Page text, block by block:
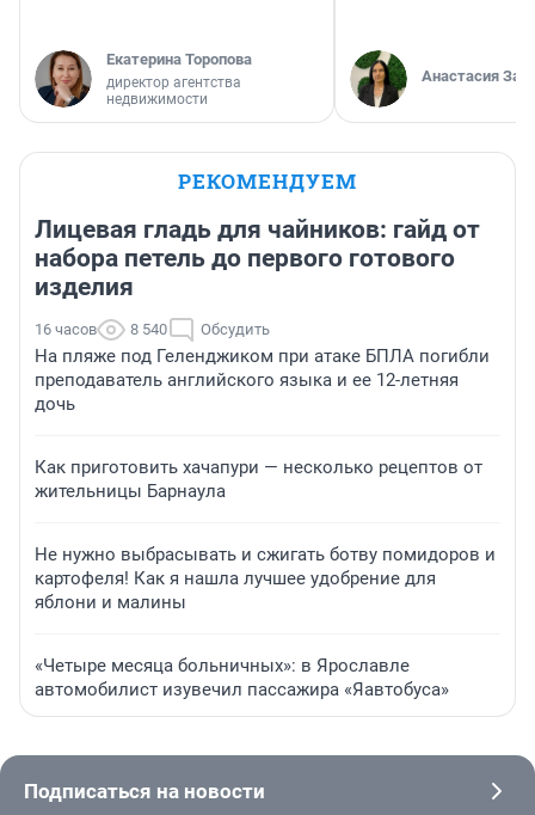
Екатерина Торопова
директор агентства
недвижимости
Анастасия
РЕКОМЕНДУЕМ
Лицевая гладь для чайников: гайд от
набора петель до первого готового
изделия
16 часов 8 540 Обсудить
На пляже под Геленджиком при атаке БПЛА погибли
преподаватель английского языка и ее 12-летняя
дочь
Как приготовить хачапури — несколько рецептов от
жительницы Барнаула
Не нужно выбрасывать и сжигать ботву помидоров и
картофеля! Как я нашла лучшее удобрение для
яблони и малины
«Четыре месяца больничных»: в Ярославле
автомобилист изувечил пассажира «Яавтобуса»
Подписаться на новости